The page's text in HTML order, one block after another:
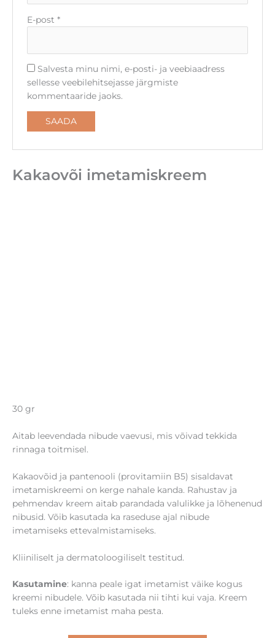
E-post *
Salvesta minu nimi, e-posti- ja veebiaadress
sellesse veebilehitsejasse järgmiste
kommentaaride jaoks.
Kakaovõi imetamiskreem
30 gr
Aitab leevendada nibude vaevusi, mis võivad tekkida
rinnaga toitmisel.
Kakaovõid ja pantenooli (provitamiin B5) sisaldavat
imetamiskreemi on kerge nahale kanda. Rahustav ja
pehmendav kreem aitab parandada valulikke ja lõhenenud
nibusid. Võib kasutada ka raseduse ajal nibude
imetamiseks ettevalmistamiseks.
Kliiniliselt ja dermatoloogiliselt testitud.
Kasutamine: kanna peale igat imetamist väike kogus
kreemi nibudele. Võib kasutada nii tihti kui vaja. Kreem
tuleks enne imetamist maha pesta.